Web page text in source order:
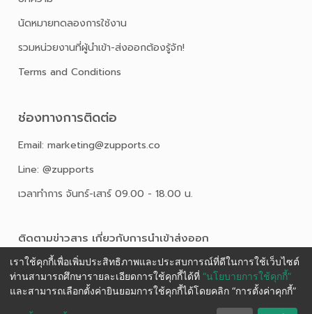
นัดหมายทดลองการใช้งาน
รวมหน่วยงานที่ผู้นำเข้า-ส่งออกต้องรู้จัก!
Terms and Conditions
ช่องทางการติดต่อ
Email: marketing@zupports.co
Line: @zupports
เวลาทำการ จันทร์-เสาร์ 09.00 - 18.00 น.
ติดตามข่าวสาร เกี่ยวกับการนําเข้าส่งออก
เราใช้คุกกี้เพื่อเพิ่มประสิทธิภาพและประสบการณ์ที่ดีในการใช้เว็บไซต์
ท่านสามารถศึกษารายละเอียดการใช้คุกกี้ได้ที่ “นโยบายการใช้คุกกี้”
และสามารถเลือกตั้งค่ายินยอมการใช้คุกกี้ได้โดยคลิก “การตั้งค่าคุกกี้”